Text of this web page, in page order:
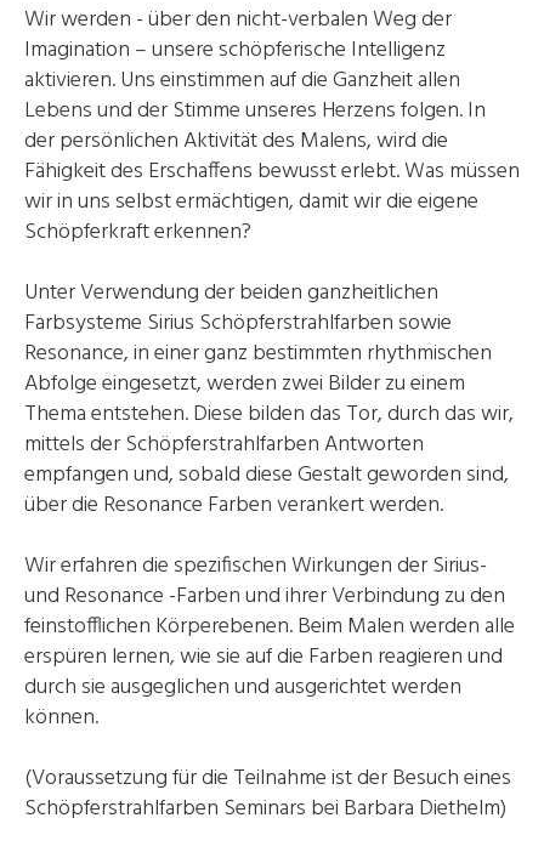
Wir werden - über den nicht-verbalen Weg der
Imagination – unsere schöpferische Intelligenz
aktivieren. Uns einstimmen auf die Ganzheit allen
Lebens und der Stimme unseres Herzens folgen. In
der persönlichen Aktivität des Malens, wird die
Fähigkeit des Erschaffens bewusst erlebt. Was müssen
wir in uns selbst ermächtigen, damit wir die eigene
Schöpferkraft erkennen?
Unter Verwendung der beiden ganzheitlichen
Farbsysteme Sirius Schöpferstrahlfarben sowie
Resonance, in einer ganz bestimmten rhythmischen
Abfolge eingesetzt, werden zwei Bilder zu einem
Thema entstehen. Diese bilden das Tor, durch das wir,
mittels der Schöpferstrahlfarben Antworten
empfangen und, sobald diese Gestalt geworden sind,
über die Resonance Farben verankert werden.
Wir erfahren die spezifischen Wirkungen der Sirius-
und Resonance -Farben und ihrer Verbindung zu den
feinstofflichen Körperebenen. Beim Malen werden alle
erspüren lernen, wie sie auf die Farben reagieren und
durch sie ausgeglichen und ausgerichtet werden
können.
(Voraussetzung für die Teilnahme ist der Besuch eines
Schöpferstrahlfarben Seminars bei Barbara Diethelm)